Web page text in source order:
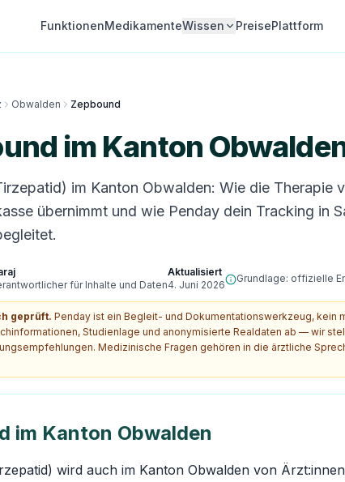
FunktionenMedikamenteWissen PreisePlattform
Obwalden Zepbound
im Kanton
im Kanton Obwalden: Wie die Therapie
übernimmt und wie Penday dein Tracking in
für Inhalte und Daten
Aktualisiert
4. Juni 2026
Grundlage: offizielle
geprüft. Penday ist ein Begleit- und Dokumentationswerkzeug, kein
Studienlage und anonymisierte Realdaten ab — wir
Medizinische Fragen gehören in die ärztliche
im Kanton Obwalden
wird auch im Kanton Obwalden von